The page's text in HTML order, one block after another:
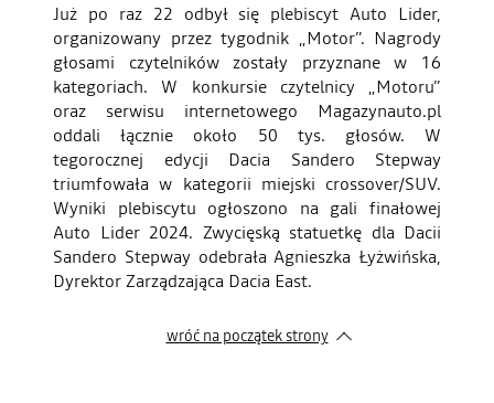
Już po raz 22 odbył się plebiscyt Auto Lider,
organizowany przez tygodnik „Motor”. Nagrody
głosami czytelników zostały przyznane w 16
kategoriach. W konkursie czytelnicy „Motoru”
oraz serwisu internetowego Magazynauto.pl
oddali łącznie około 50 tys. głosów. W
tegorocznej edycji Dacia Sandero Stepway
triumfowała w kategorii miejski crossover/SUV.
Wyniki plebiscytu ogłoszono na gali finałowej
Auto Lider 2024. Zwycięską statuetkę dla Dacii
Sandero Stepway odebrała Agnieszka Łyżwińska,
Dyrektor Zarządzająca Dacia East.
wróć na początek strony